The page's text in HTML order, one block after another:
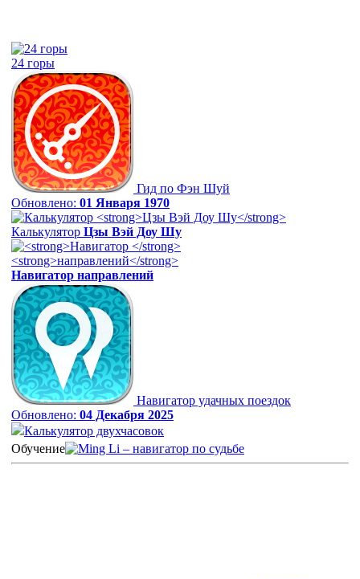
24 горы
Гид по Фэн Шуй
Обновлено: 01 Января 1970
Калькулятор Цзы Вэй Доу Шу
Навигатор направлений
Навигатор удачных поездок
Обновлено: 04 Декабря 2025
Калькулятор двухчасовок
Обучение